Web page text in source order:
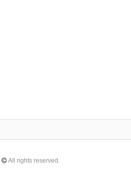
All rights reserved.